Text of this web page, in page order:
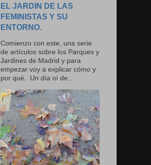
EL JARDIN DE LAS
FEMINISTAS Y SU
ENTORNO.
Comienzo con este, una serie
de artículos sobre los Parques y
Jardines de Madrid y para
empezar voy a explicar cómo y
por qué. Un día oí de...